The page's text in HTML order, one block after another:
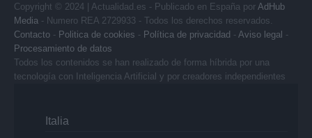
Copyright © 2024 | Actualidad.es - Publicado en España por AdHub
Media - Numero REA 2729933 - Todos los derechos reservados.
Contacto - Politica de cookies - Política de privacidad - Aviso legal -
Procesamiento de datos
Todos los contenidos se han realizado de forma híbrida por una
tecnología con Inteligencia Artificial y por creadores independientes
Italia